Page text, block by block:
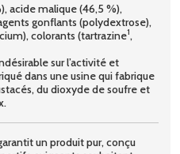
acide malique (46,5 %),
gonflants (polydextrose),
colorants (tartrazine1,
sur l’activité et
dans une usine qui fabrique
du dioxyde de soufre et
un produit pur, conçu